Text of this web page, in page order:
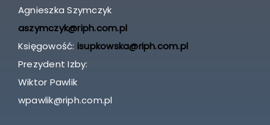
Agnieszka Szymczyk
aszymczyk@riph.com.pl
Księgowość: isupkowska@riph.com.pl
Prezydent Izby:
Wiktor Pawlik
wpawlik@riph.com.pl